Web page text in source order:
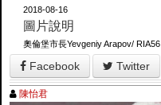
2018-08-16
圖片說明
奧倫堡市長Yevgeniy Arapov/ RIA56
Facebook Twitter
陳怡君